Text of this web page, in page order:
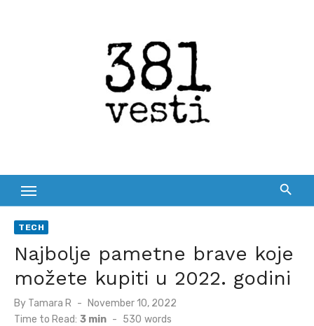
TECH
Najbolje pametne brave koje
možete kupiti u 2022. godini
By Tamara R
Posted
on
November 10, 2022
Time to Read: 3 min - 530 words